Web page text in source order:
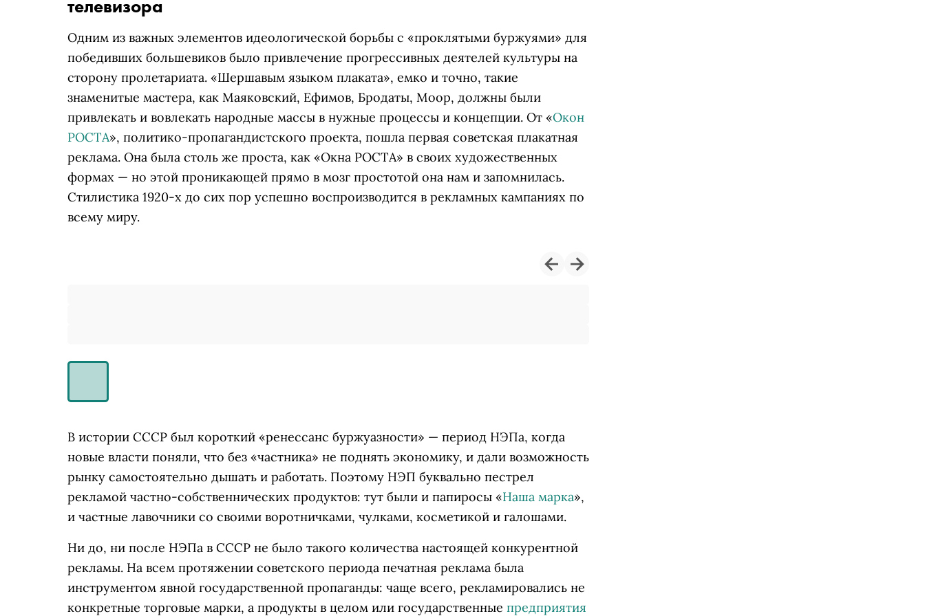
телевизора
Одним из важных элементов идеологической борьбы с «проклятыми буржуями» для
победивших большевиков было привлечение прогрессивных деятелей культуры на
сторону пролетариата. «Шершавым языком плаката», емко и точно, такие
знаменитые мастера, как Маяковский, Ефимов, Бродаты, Моор, должны были
привлекать и вовлекать народные массы в нужные процессы и концепции. От «Окон
РОСТА», политико-пропагандистского проекта, пошла первая советская плакатная
реклама. Она была столь же проста, как «Окна РОСТА» в своих художественных
формах — но этой проникающей прямо в мозг простотой она нам и запомнилась.
Стилистика 1920-х до сих пор успешно воспроизводится в рекламных кампаниях по
всему миру.
В истории СССР был короткий «ренессанс буржуазности» — период НЭПа, когда
новые власти поняли, что без «частника» не поднять экономику, и дали возможность
рынку самостоятельно дышать и работать. Поэтому НЭП буквально пестрел
рекламой частно-собственнических продуктов: тут были и папиросы «Наша марка»,
и частные лавочники со своими воротничками, чулками, косметикой и галошами.
Ни до, ни после НЭПа в СССР не было такого количества настоящей конкурентной
рекламы. На всем протяжении советского периода печатная реклама была
инструментом явной государственной пропаганды: чаще всего, рекламировались не
конкретные торговые марки, а продукты в целом или государственные предприятия